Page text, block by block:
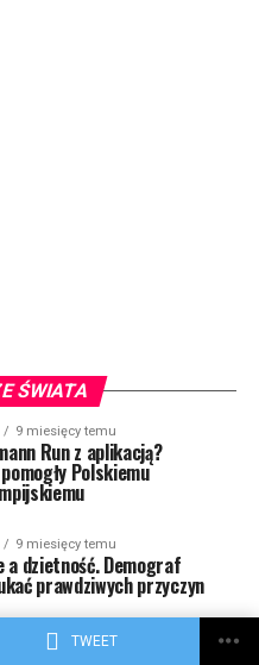
TWEET
ŚWIATA
9 miesięcy temu
Run z aplikacją?
Polskiemu
9 miesięcy temu
a dzietność. Demograf
prawdziwych przyczyn